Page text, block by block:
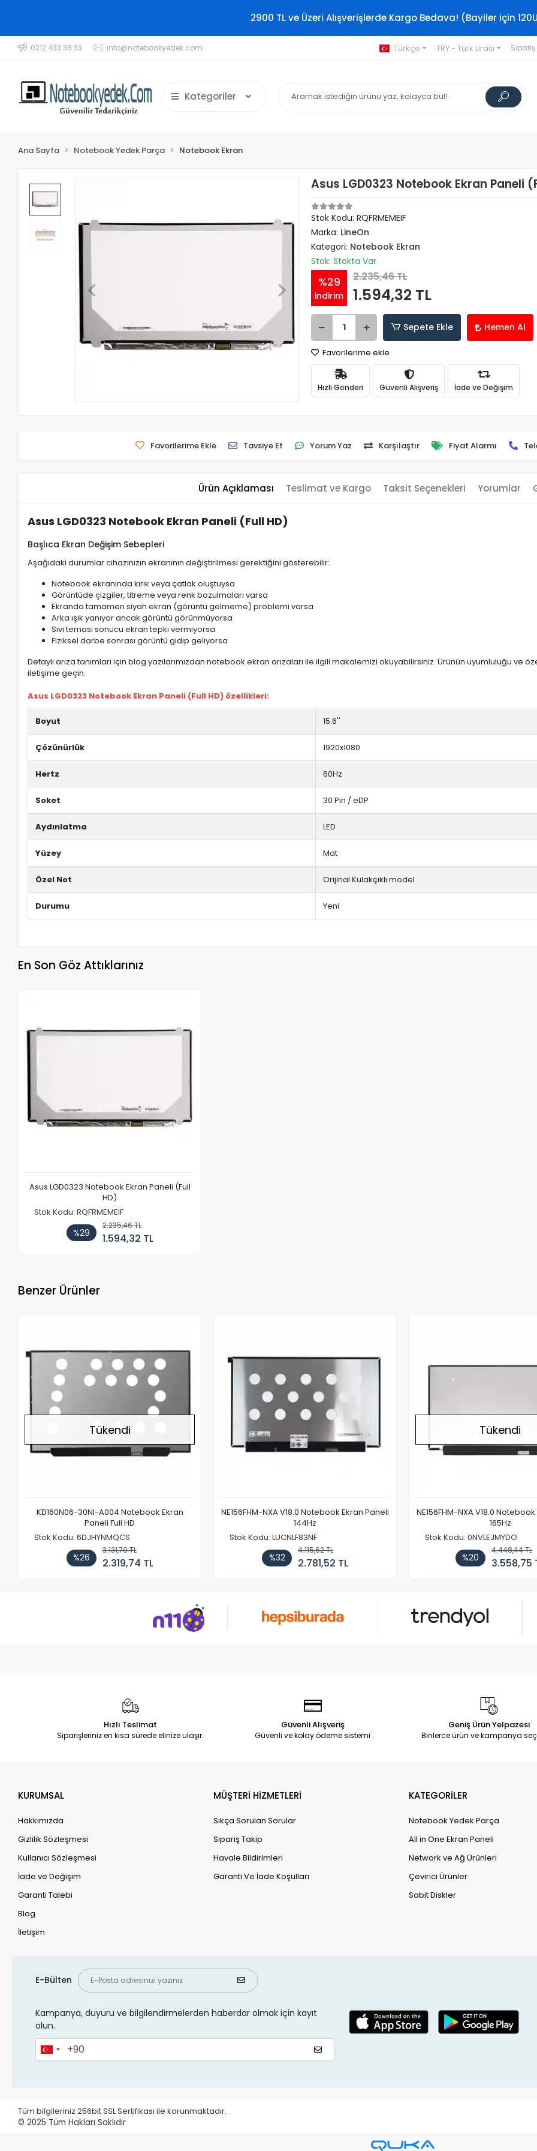
2900 TL ve Üzeri Alışverişlerde Kargo Bedava! (Bayiler için
0212 433 38 33 info@notebookyedek.com Türkçe TRY - Türk Lirası
Kategoriler
Ana Sayfa Notebook Yedek Parça Notebook Ekran
Asus LGD0323 Notebook Ekran Paneli
Stok Kodu: RQFRMEMEIF
Marka: LineOn
Kategori: Notebook Ekran
Stok: Stokta Var
%29
indirim
2.235,46 TL
1.594,32 TL
Sepete Ekle Hemen Al
Favorilerime ekle
Hızlı Gönderi Güvenli Alışveriş İade ve Değişim
Favorilerime Ekle Tavsiye Et Yorum Yaz Karşılaştır Fiyat Alarmı
Ürün Açıklaması Teslimat ve Kargo Taksit Seçenekleri Yorumlar
Asus LGD0323 Notebook Ekran Paneli (Full HD)
Başlıca Ekran Değişim Sebepleri
Aşağıdaki durumlar cihazınızın ekranının değiştirilmesi gerektiğini gösterebilir:
Notebook ekranında kırık veya çatlak oluştuysa
Görüntüde çizgiler, titreme veya renk bozulmaları varsa
Ekranda tamamen siyah ekran (görüntü gelmeme) problemi varsa
Arka ışık yanıyor ancak görüntü görünmüyorsa
Sıvı teması sonucu ekran tepki vermiyorsa
Fiziksel darbe sonrası görüntü gidip geliyorsa
Detaylı arıza tanımları için blog yazılarımızdan notebook ekran arızaları ile ilgili makalemizi okuyabilirsiniz. Ürünün uyumluluğu
iletişime geçin.
Asus LGD0323 Notebook Ekran Paneli (Full HD) özellikleri:
Boyut 15.6''
Çözünürlük 1920x1080
Hertz 60Hz
Soket 30 Pin / eDP
Aydınlatma LED
Yüzey Mat
Özel Not Orijinal Kulakçıklı model
Durumu Yeni
En Son Göz Attıklarınız
Asus LGD0323 Notebook Ekran Paneli (Full
HD)
Stok Kodu: RQFRMEMEIF
%29
2.235,46 TL
1.594,32 TL
Benzer Ürünler
Tükendi
KD160N06-30NI-A004 Notebook Ekran
Paneli Full HD
Stok Kodu: 6DJHYNMQCS
%26
3.131,70 TL
2.319,74 TL
NE156FHM-NXA V18.0 Notebook Ekran Paneli
144Hz
Stok Kodu: LUCNLF83NF
%32
4.115,62 TL
2.781,52 TL
Tükendi
NE156FHM-NXA V18.0
165Hz
Stok Kodu: 0NVLEJMYDO
%20
4.448,44 TL
3.558,75
Hızlı Teslimat
Siparişleriniz en kısa sürede elinize ulaşır.
Güvenli Alışveriş
Güvenli ve kolay ödeme sistemi
Geniş Ürün Yelpazesi
Binlerce ürün ve kampanya
KURUMSAL
Hakkımızda
Gizlilik Sözleşmesi
Kullanıcı Sözleşmesi
İade ve Değişim
Garanti Talebi
Blog
İletişim
MÜŞTERİ HİZMETLERİ
Sıkça Sorulan Sorular
Sipariş Takip
Havale Bildirimleri
Garanti Ve İade Koşulları
KATEGORİLER
Notebook Yedek Parça
All in One Ekran Paneli
Network ve Ağ Ürünleri
Çevirici Ürünler
Sabit Diskler
E-Bülten
Kampanya, duyuru ve bilgilendirmelerden haberdar olmak için kayıt
olun.
Tüm bilgileriniz 256bit SSL Sertifikası ile korunmaktadır.
© 2025 Tüm Hakları Saklıdır